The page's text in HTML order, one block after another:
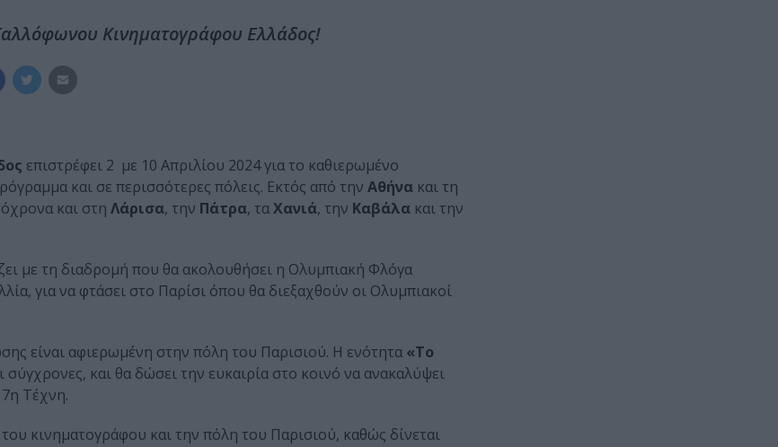
Κινηματογράφου Ελλάδος!
επιστρέφει 2 με 10 Απριλίου 2024 για το καθιερωμένο
και σε περισσότερες πόλεις. Εκτός από την Αθήνα και τη
και στη Λάρισα, την Πάτρα, ταΧανιά, την Καβάλα και την
με τη διαδρομή που θα ακολουθήσει η Ολυμπιακή Φλόγα
για να φτάσει στο Παρίσι όπου θα διεξαχθούν οι Ολυμπιακοί
είναι αφιερωμένη στην πόλη του Παρισιού. Η ενότητα «Το
σύγχρονες, και θα δώσει την ευκαιρία στο κοινό να ανακαλύψει
Τέχνη.
κινηματογράφου και την πόλη του Παρισιού, καθώς δίνεται